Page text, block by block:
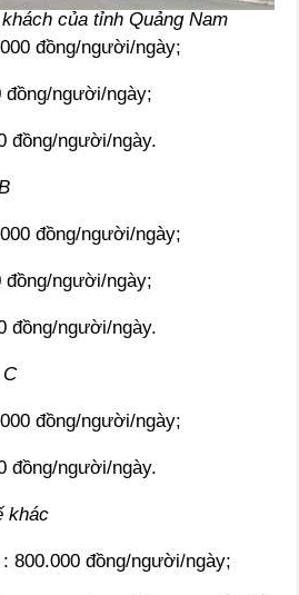
của tỉnh Quảng Nam
đồng/người/ngày;
đồng/người/ngày;
đồng/người/ngày.
đồng/người/ngày;
đồng/người/ngày;
đồng/người/ngày.
đồng/người/ngày;
đồng/người/ngày.
khác
800.000 đồng/người/ngày;